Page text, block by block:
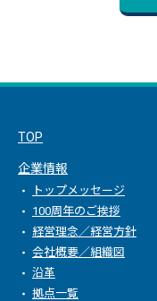
TOP
企業情報
トップメッセージ
100周年のご挨拶
経営理念／経営方針
会社概要／組織図
沿革
拠点一覧